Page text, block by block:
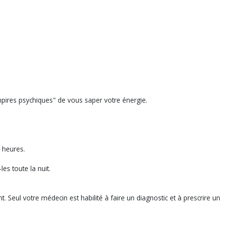
psychiques" de vous saper votre énergie.
toute la nuit.
votre médecin est habilité à faire un diagnostic et à prescrire un